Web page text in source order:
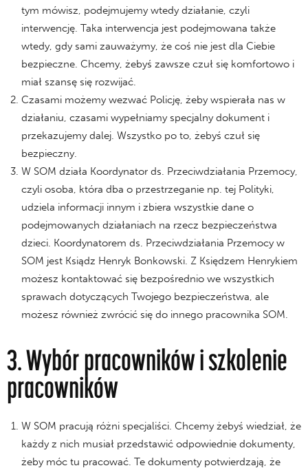
tym mówisz, podejmujemy wtedy działanie, czyli
interwencję. Taka interwencja jest podejmowana także
wtedy, gdy sami zauważymy, że coś nie jest dla Ciebie
bezpieczne. Chcemy, żebyś zawsze czuł się komfortowo i
miał szansę się rozwijać.
Czasami możemy wezwać Policję, żeby wspierała nas w
działaniu, czasami wypełniamy specjalny dokument i
przekazujemy dalej. Wszystko po to, żebyś czuł się
bezpieczny.
W SOM działa Koordynator ds. Przeciwdziałania Przemocy,
czyli osoba, która dba o przestrzeganie np. tej Polityki,
udziela informacji innym i zbiera wszystkie dane o
podejmowanych działaniach na rzecz bezpieczeństwa
dzieci. Koordynatorem ds. Przeciwdziałania Przemocy w
SOM jest Ksiądz Henryk Bonkowski. Z Księdzem Henrykiem
możesz kontaktować się bezpośrednio we wszystkich
sprawach dotyczących Twojego bezpieczeństwa, ale
możesz również zwrócić się do innego pracownika SOM.
3. Wybór pracowników i szkolenie
pracowników
W SOM pracują różni specjaliści. Chcemy żebyś wiedział, że
każdy z nich musiał przedstawić odpowiednie dokumenty,
żeby móc tu pracować. Te dokumenty potwierdzają, że